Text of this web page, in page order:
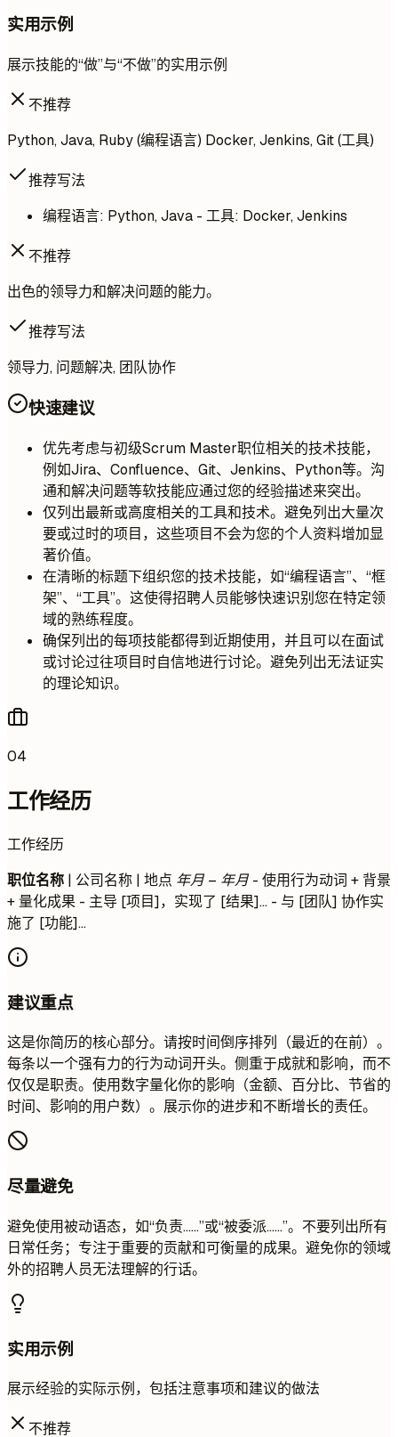
实用示例
展示技能的“做”与“不做”的实用示例
不推荐
Python, Java, Ruby (编程语言) Docker, Jenkins, Git (工具)
推荐写法
编程语言: Python, Java - 工具: Docker, Jenkins
不推荐
出色的领导力和解决问题的能力。
推荐写法
领导力, 问题解决, 团队协作
快速建议
优先考虑与初级Scrum Master职位相关的技术技能，
例如Jira、Confluence、Git、Jenkins、Python等。沟
通和解决问题等软技能应通过您的经验描述来突出。
仅列出最新或高度相关的工具和技术。避免列出大量次
要或过时的项目，这些项目不会为您的个人资料增加显
著价值。
在清晰的标题下组织您的技术技能，如“编程语言”、“框
架”、“工具”。这使得招聘人员能够快速识别您在特定领
域的熟练程度。
确保列出的每项技能都得到近期使用，并且可以在面试
或讨论过往项目时自信地进行讨论。避免列出无法证实
的理论知识。
04
工作经历
工作经历
职位名称 | 公司名称 | 地点 年月 – 年月- 使用行为动词 + 背景
+ 量化成果 - 主导 [项目]，实现了 [结果]... - 与 [团队] 协作实
施了 [功能]...
建议重点
这是你简历的核心部分。请按时间倒序排列（最近的在前）。
每条以一个强有力的行为动词开头。侧重于成就和影响，而不
仅仅是职责。使用数字量化你的影响（金额、百分比、节省的
时间、影响的用户数）。展示你的进步和不断增长的责任。
尽量避免
避免使用被动语态，如“负责……”或“被委派……”。不要列出所有
日常任务；专注于重要的贡献和可衡量的成果。避免你的领域
外的招聘人员无法理解的行话。
实用示例
展示经验的实际示例，包括注意事项和建议的做法
不推荐